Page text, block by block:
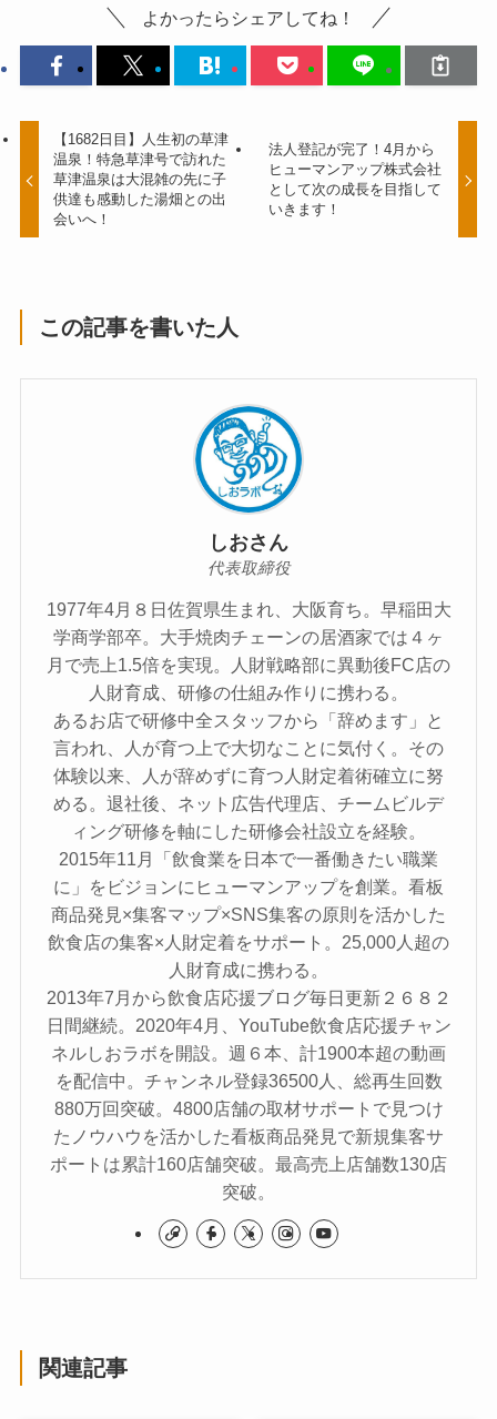
よかったらシェアしてね！
【1682日目】人生初の草津
温泉！特急草津号で訪れた
草津温泉は大混雑の先に子
供達も感動した湯畑との出
会いへ！
法人登記が完了！4月から
ヒューマンアップ株式会社
として次の成長を目指して
いきます！
この記事を書いた人
しおさん
代表取締役
1977年4月８日佐賀県生まれ、大阪育ち。早稲田大
学商学部卒。大手焼肉チェーンの居酒家では４ヶ
月で売上1.5倍を実現。人財戦略部に異動後FC店の
人財育成、研修の仕組み作りに携わる。
あるお店で研修中全スタッフから「辞めます」と
言われ、人が育つ上で大切なことに気付く。その
体験以来、人が辞めずに育つ人財定着術確立に努
める。退社後、ネット広告代理店、チームビルデ
ィング研修を軸にした研修会社設立を経験。
2015年11月「飲食業を日本で一番働きたい職業
に」をビジョンにヒューマンアップを創業。看板
商品発見×集客マップ×SNS集客の原則を活かした
飲食店の集客×人財定着をサポート。25,000人超の
人財育成に携わる。
2013年7月から飲食店応援ブログ毎日更新２６８２
日間継続。2020年4月、YouTube飲食店応援チャン
ネルしおラボを開設。週６本、計1900本超の動画
を配信中。チャンネル登録36500人、総再生回数
880万回突破。4800店舗の取材サポートで見つけ
たノウハウを活かした看板商品発見で新規集客サ
ポートは累計160店舗突破。最高売上店舗数130店
突破。
関連記事